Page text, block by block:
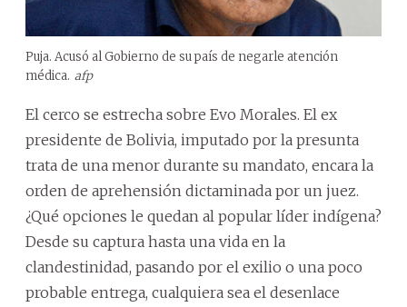
Puja. Acusó al Gobierno de su país de negarle atención
médica. afp
El cerco se estrecha sobre Evo Morales. El ex
presidente de Bolivia, imputado por la presunta
trata de una menor durante su mandato, encara la
orden de aprehensión dictaminada por un juez.
¿Qué opciones le quedan al popular líder indígena?
Desde su captura hasta una vida en la
clandestinidad, pasando por el exilio o una poco
probable entrega, cualquiera sea el desenlace